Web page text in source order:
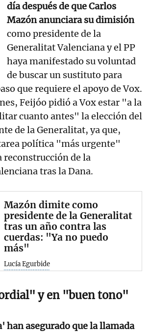
día después de que Carlos
Mazón anunciara su dimisión
como presidente de la
Generalitat Valenciana y el PP
haya manifestado su voluntad
de buscar un sustituto para
que requiere el apoyo de Vox.
Feijóo pidió a Vox estar "a la
cuanto antes" la elección del
de la Generalitat, ya que,
política "más urgente"
reconstrucción de la
tras la Dana.
Mazón dimite como
presidente de la Generalitat
tras un año contra las
cuerdas: "Ya no puedo
más"
Lucía Egurbide
y en "buen tono"
han asegurado que la llamada